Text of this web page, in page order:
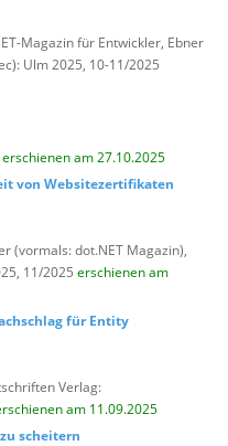
Magazin für Entwickler, Ebner
Ulm 2025, 10-11/2025
erschienen am 27.10.2025
von Websitezertifikaten
(vormals: dot.NET Magazin),
11/2025 erschienen am
für Entity
Verlag:
am 11.09.2025
scheitern